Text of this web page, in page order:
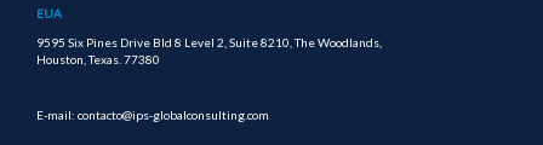
EUA
9595 Six Pines Drive Bld 8 Level 2, Suite 8210, The Woodlands,
Houston, Texas. 77380
E-mail: contacto@ips-globalconsulting.com